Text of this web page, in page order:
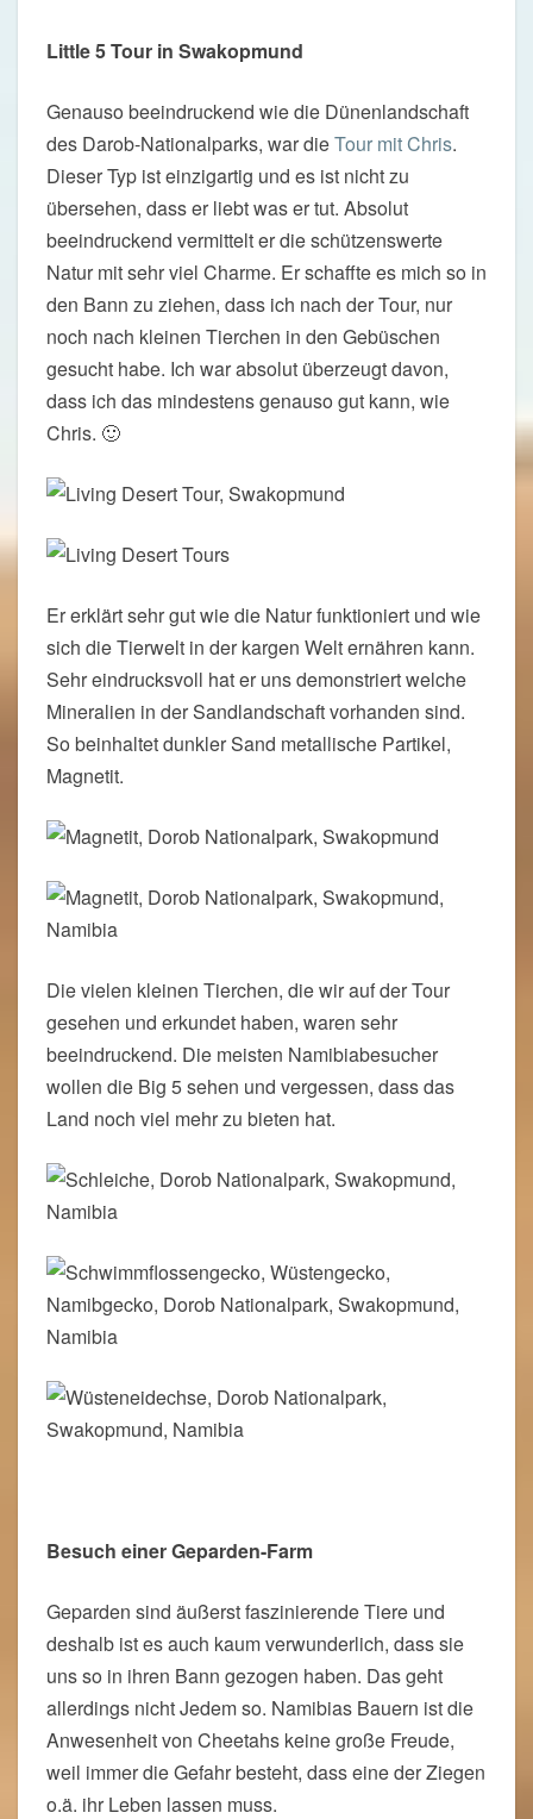
Little 5 Tour in Swakopmund
Genauso beeindruckend wie die Dünenlandschaft
des Darob-Nationalparks, war dieTour mit Chris.
Dieser Typ ist einzigartig und es ist nicht zu
übersehen, dass er liebt was er tut. Absolut
beeindruckend vermittelt er die schützenswerte
Natur mit sehr viel Charme. Er schaffte es mich so in
den Bann zu ziehen, dass ich nach der Tour, nur
noch nach kleinen Tierchen in den Gebüschen
gesucht habe. Ich war absolut überzeugt davon,
dass ich das mindestens genauso gut kann, wie
Chris. 🙂
Er erklärt sehr gut wie die Natur funktioniert und wie
sich die Tierwelt in der kargen Welt ernähren kann.
Sehr eindrucksvoll hat er uns demonstriert welche
Mineralien in der Sandlandschaft vorhanden sind.
So beinhaltet dunkler Sand metallische Partikel,
Magnetit.
Die vielen kleinen Tierchen, die wir auf der Tour
gesehen und erkundet haben, waren sehr
beeindruckend. Die meisten Namibiabesucher
wollen die Big 5 sehen und vergessen, dass das
Land noch viel mehr zu bieten hat.
Besuch einer Geparden-Farm
Geparden sind äußerst faszinierende Tiere und
deshalb ist es auch kaum verwunderlich, dass sie
uns so in ihren Bann gezogen haben. Das geht
allerdings nicht Jedem so. Namibias Bauern ist die
Anwesenheit von Cheetahs keine große Freude,
weil immer die Gefahr besteht, dass eine der Ziegen
o.ä. ihr Leben lassen muss.